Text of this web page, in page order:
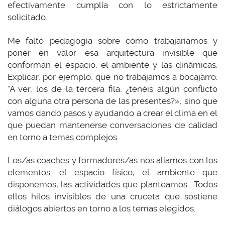
efectivamente cumplía con lo estrictamente
solicitado.
Me faltó pedagogía sobre cómo trabajaríamos y
poner en valor esa arquitectura invisible que
conforman el espacio, el ambiente y las dinámicas.
Explicar, por ejemplo, que no trabajamos a bocajarro:
“A ver, los de la tercera fila, ¿tenéis algún conflicto
con alguna otra persona de las presentes?», sino que
vamos dando pasos y ayudando a crear el clima en el
que puedan mantenerse conversaciones de calidad
en torno a temas complejos.
Los/as coaches y formadores/as nos aliamos con los
elementos: el espacio físico, el ambiente que
disponemos, las actividades que planteamos… Todos
ellos hilos invisibles de una cruceta que sostiene
diálogos abiertos en torno a los temas elegidos.